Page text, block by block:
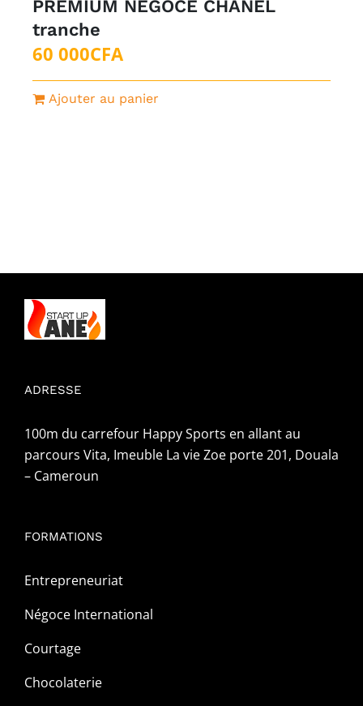
PREMIUM NÉGOCE CHANEL
tranche
60 000CFA
Ajouter au panier
ADRESSE
100m du carrefour Happy Sports en allant au
parcours Vita, Imeuble La vie Zoe porte 201, Douala
– Cameroun
FORMATIONS
Entrepreneuriat
Négoce International
Courtage
Chocolaterie